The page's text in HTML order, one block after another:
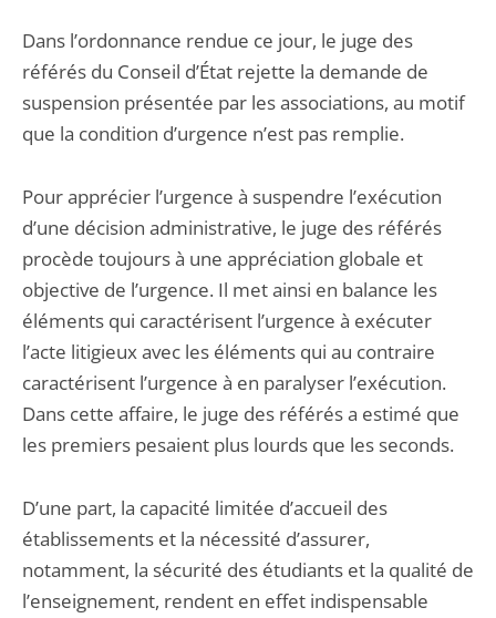
Dans l’ordonnance rendue ce jour, le juge des
référés du Conseil d’État rejette la demande de
suspension présentée par les associations, au motif
que la condition d’urgence n’est pas remplie.
Pour apprécier l’urgence à suspendre l’exécution
d’une décision administrative, le juge des référés
procède toujours à une appréciation globale et
objective de l’urgence. Il met ainsi en balance les
éléments qui caractérisent l’urgence à exécuter
l’acte litigieux avec les éléments qui au contraire
caractérisent l’urgence à en paralyser l’exécution.
Dans cette affaire, le juge des référés a estimé que
les premiers pesaient plus lourds que les seconds.
D’une part, la capacité limitée d’accueil des
établissements et la nécessité d’assurer,
notamment, la sécurité des étudiants et la qualité de
l’enseignement, rendent en effet indispensable